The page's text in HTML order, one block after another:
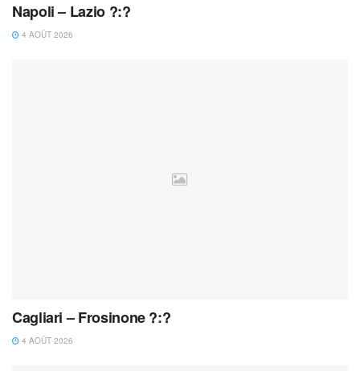
Napoli – Lazio ?:?
4 AOÛT 2026
Cagliari – Frosinone ?:?
4 AOÛT 2026